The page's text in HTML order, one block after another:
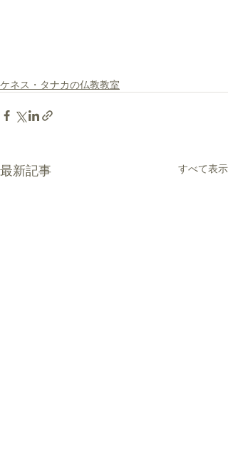
ケネス・タナカの仏教教室
最新記事 すべて表示